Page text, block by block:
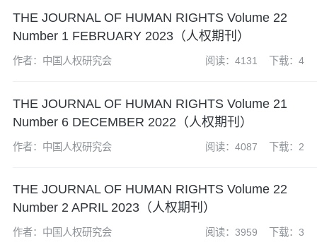
THE JOURNAL OF HUMAN RIGHTS Volume 22
Number 1 FEBRUARY 2023（人权期刊）
作者：中国人权研究会 阅读：4131 下载：4
THE JOURNAL OF HUMAN RIGHTS Volume 21
Number 6 DECEMBER 2022（人权期刊）
作者：中国人权研究会 阅读：4087 下载：2
THE JOURNAL OF HUMAN RIGHTS Volume 22
Number 2 APRIL 2023（人权期刊）
作者：中国人权研究会 阅读：3959 下载：3